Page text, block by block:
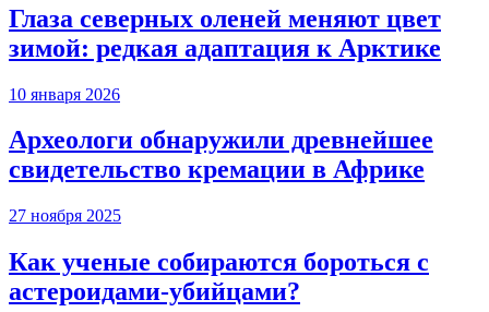
Глаза северных оленей меняют цвет
зимой: редкая адаптация к Арктике
10 января 2026
Археологи обнаружили древнейшее
свидетельство кремации в Африке
27 ноября 2025
Как ученые собираются бороться с
астероидами-убийцами?